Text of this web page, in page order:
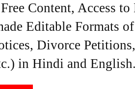
Content, Access
Editable Formats
Divorce
in Hindi and English.